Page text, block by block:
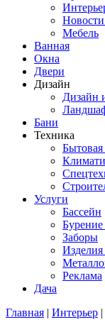
Мебель
Ванная
Окна
Двери
Дизайн
Дизайн
Бани
Техника
Бытовая
Услуги
Бассейн
Заборы
Реклама
Дача
Главная | Интерьер